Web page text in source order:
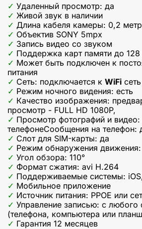
Удаленный просмотр: да
Живой звук в наличии
Длина кабеля камеры: 0,2
Объектив SONY 5mpx
Запись видео со звуком
Поддержка карт памяти до 128
Может быть подключен к
питания
Сеть: подключается к WiFi сеть
Режим ночного видения: есть
Качество изображения:
просмотр - FULL HD 1080P,
Просмотр фотографий и видео:
телефонеСообщения на телефон:
Слот для SIM-карты: да
Режим обнаружения
Угол обзора: 110°
Формат сжатия: avi H.264
Поддерживаемые системы:
Мобильное приложение
Источник питания: PPOE или
Управление записью: с любого
(телефона, компьютера или
Гарантия 12 месяцев